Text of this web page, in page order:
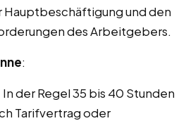
Hauptbeschäftigung und den
des Arbeitgebers.
:
In der Regel 35 bis 40 Stunden
Tarifvertrag oder